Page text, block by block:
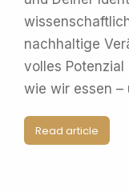
nachhaltige
volles
wie wir essen –
Read article